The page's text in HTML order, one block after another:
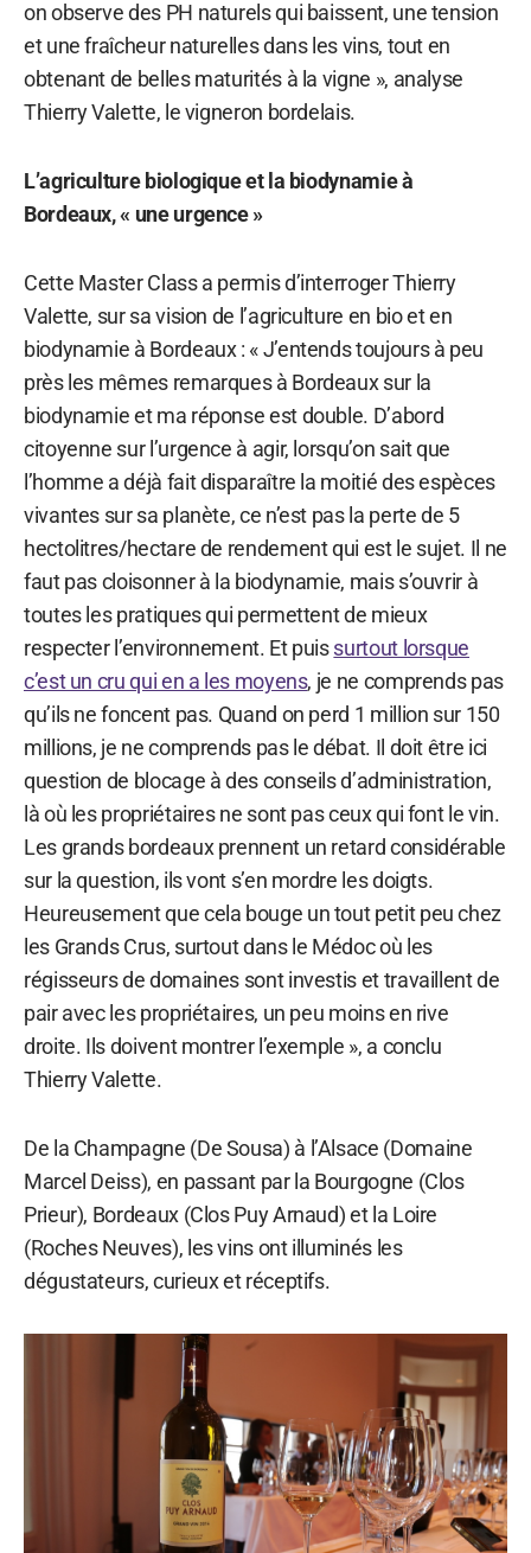
on observe des PH naturels qui baissent, une tension
et une fraîcheur naturelles dans les vins, tout en
obtenant de belles maturités à la vigne », analyse
Thierry Valette, le vigneron bordelais.
L’agriculture biologique et la biodynamie à
Bordeaux, « une urgence »
Cette Master Class a permis d’interroger Thierry
Valette, sur sa vision de l’agriculture en bio et en
biodynamie à Bordeaux : « J’entends toujours à peu
près les mêmes remarques à Bordeaux sur la
biodynamie et ma réponse est double. D’abord
citoyenne sur l’urgence à agir, lorsqu’on sait que
l’homme a déjà fait disparaître la moitié des espèces
vivantes sur sa planète, ce n’est pas la perte de 5
hectolitres/hectare de rendement qui est le sujet. Il ne
faut pas cloisonner à la biodynamie, mais s’ouvrir à
toutes les pratiques qui permettent de mieux
respecter l’environnement. Et puissurtout lorsque
c’est un cru qui en a les moyens, je ne comprends pas
qu’ils ne foncent pas. Quand on perd 1 million sur 150
millions, je ne comprends pas le débat. Il doit être ici
question de blocage à des conseils d’administration,
là où les propriétaires ne sont pas ceux qui font le vin.
Les grands bordeaux prennent un retard considérable
sur la question, ils vont s’en mordre les doigts.
Heureusement que cela bouge un tout petit peu chez
les Grands Crus, surtout dans le Médoc où les
régisseurs de domaines sont investis et travaillent de
pair avec les propriétaires, un peu moins en rive
droite. Ils doivent montrer l’exemple », a conclu
Thierry Valette.
De la Champagne (De Sousa) à l’Alsace (Domaine
Marcel Deiss), en passant par la Bourgogne (Clos
Prieur), Bordeaux (Clos Puy Arnaud) et la Loire
(Roches Neuves), les vins ont illuminés les
dégustateurs, curieux et réceptifs.